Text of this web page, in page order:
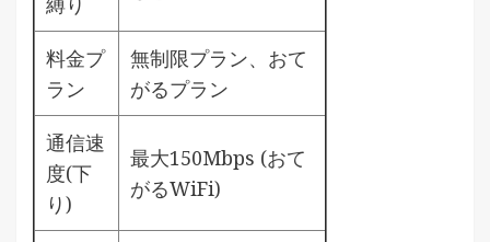
料金プ
ラン
無制限プラン、おて
がるプラン
通信速
度(下
り)
最大150Mbps (おて
がるWiFi)